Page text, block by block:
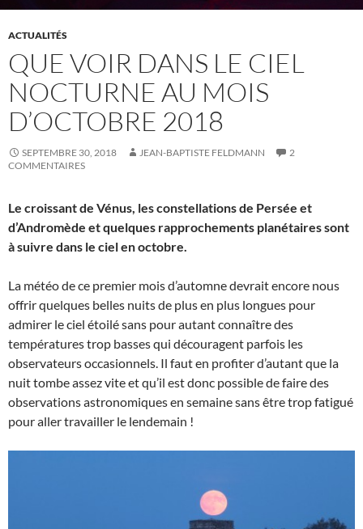
ACTUALITÉS
QUE VOIR DANS LE CIEL
NOCTURNE AU MOIS
D’OCTOBRE 2018
SEPTEMBRE 30, 2018 JEAN-BAPTISTE FELDMANN
2
COMMENTAIRES
Le croissant de Vénus, les constellations de Persée et
d’Andromède et quelques rapprochements planétaires sont
à suivre dans le ciel en octobre.
La météo de ce premier mois d’automne devrait encore nous
offrir quelques belles nuits de plus en plus longues pour
admirer le ciel étoilé sans pour autant connaître des
températures trop basses qui découragent parfois les
observateurs occasionnels. Il faut en profiter d’autant que la
nuit tombe assez vite et qu’il est donc possible de faire des
observations astronomiques en semaine sans être trop fatigué
pour aller travailler le lendemain !